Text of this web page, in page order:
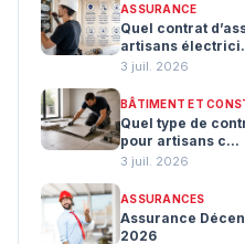
ASSURANCE
Quel contrat
artisans
3 juil. 2026
BÂTIMENT ET
Quel type de
pour artisans c...
3 juil. 2026
ASSURANCES
Assurance
2026